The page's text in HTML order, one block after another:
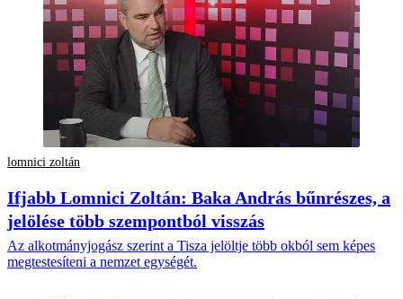
lomnici zoltán
Ifjabb Lomnici Zoltán: Baka András bűnrészes, a
jelölése több szempontból visszás
Az alkotmányjogász szerint a Tisza jelöltje több okból sem képes
megtestesíteni a nemzet egységét.